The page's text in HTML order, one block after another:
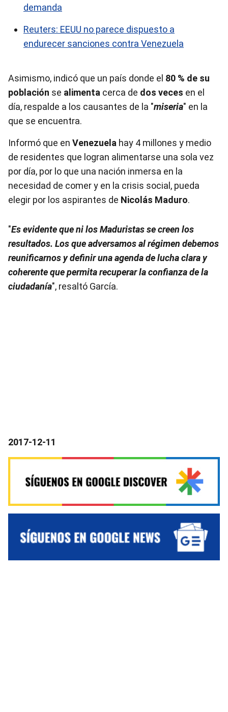
demanda
Reuters: EEUU no parece dispuesto a
endurecer sanciones contra Venezuela
Asimismo, indicó que un país donde el 80 % de su
población se alimenta cerca de dos veces en el
día, respalde a los causantes de la "miseria" en la
que se encuentra.
Informó que en Venezuela hay 4 millones y medio
de residentes que logran alimentarse una sola vez
por día, por lo que una nación inmersa en la
necesidad de comer y en la crisis social, pueda
elegir por los aspirantes de Nicolás Maduro.
"Es evidente que ni los Maduristas se creen los
resultados. Los que adversamos al régimen debemos
reunificarnos y definir una agenda de lucha clara y
coherente que permita recuperar la confianza de la
ciudadanía", resaltó García.
2017-12-11